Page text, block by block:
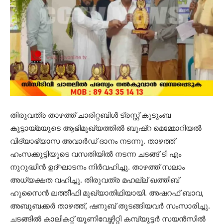
തിരുവത്ര താഴത്ത് ചാരിറ്റബിള്‍ ട്രസ്റ്റ് കുടുംബ
കൂട്ടായ്മയുടെ ആഭിമുഖ്യത്തില്‍ ബുഷ്‌റ മെമ്മോറിയല്‍
വിദ്യാഭ്യാസ അവാര്‍ഡ് ദാനം നടന്നു. താഴത്ത്
ഹംസക്കുട്ടിയുടെ വസതിയില്‍ നടന്ന ചടങ്ങ് ടി എം
നുറുദ്ധീന്‍ ഉദ്ഘാടനം നിര്‍വഹിച്ചു. താഴത്ത് സലാം
അധ്യക്ഷത വഹിച്ചു. തിരുവത്ര മഹല്ല് ഖത്തീബ്
ഹുസൈന്‍ ലത്തീഫി മുഖ്യാതിഥിയായി. അഷറഫ് ബാവ,
അബുബക്കര്‍ താഴത്ത്, ഷനുബ് തുടങ്ങിയവര്‍ സംസാരിച്ചു.
ചടങ്ങില്‍ കാലികറ്റ് യൂണിവേഴ്സിറ്റി കമ്പ്യുട്ടര്‍ സയന്‍സില്‍